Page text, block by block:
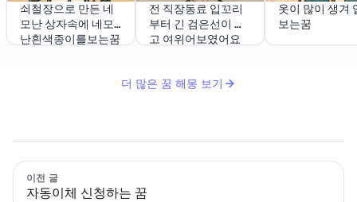
쇠철장으로 만든 네
모난 상자속에 네모
난흰색종이를보는꿈
전 직장동료 입꼬리
부터 긴 검은선이 있
고 여위어보였어요
옷이 많이 생겨
보는꿈
더 많은 꿈 해몽 보기
이전 글
자동이체 신청하는 꿈